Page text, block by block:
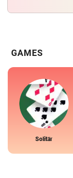
GAMES
Solitär